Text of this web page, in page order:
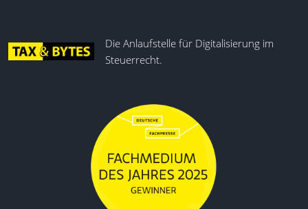
Die Anlaufstelle für Digitalisierung im
Steuerrecht.